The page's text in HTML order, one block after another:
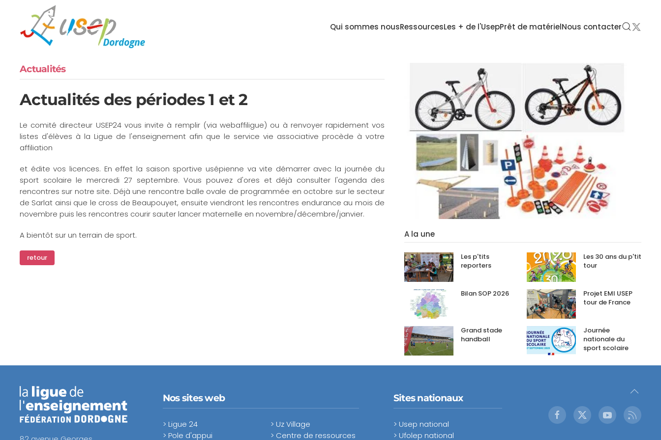
Accéder au contenu principal Qui sommes nousRessourcesLes + de l'UsepPrêt de matérielNous contacter
Actualités
Actualités des périodes 1 et 2
Le comité directeur USEP24 vous invite à remplir (via webaffiligue) ou à renvoyer rapidement vos
listes d'élèves à la Ligue de l'enseignement afin que le service vie associative procède à votre
affiliation
et édite vos licences. En effet la saison sportive usépienne va vite démarrer avec la journée du
sport scolaire le mercredi 27 septembre. Vous pouvez d'ores et déjà consulter l'agenda des
rencontres sur notre site. Déjà une rencontre balle ovale de programmée en octobre sur le secteur
de Sarlat ainsi que le cross de Beaupouyet, ensuite viendront les rencontres endurance au mois de
novembre puis les rencontres courir sauter lancer maternelle en novembre/décembre/janvier.
A bientôt sur un terrain de sport.
retour
A la une
Les p'tits
reporters
Les 30 ans du p'tit
tour
Bilan SOP 2026
Projet EMI USEP
tour de France
Grand stade
handball
Journée
nationale du
sport scolaire
Nos sites web
> Ligue 24
> Pole d'appui
> Uz Village
> Centre de ressources
Sites nationaux
> Usep national
> Ufolep national